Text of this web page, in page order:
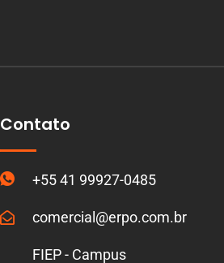
Contato
+55 41 99927-0485
comercial@erpo.com.br
FIEP - Campus